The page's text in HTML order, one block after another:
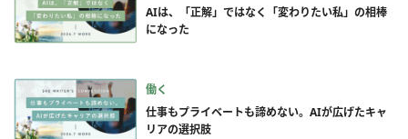
AIは、「正解」ではなく「変わりたい私」の相棒
になった
働く
仕事もプライベートも諦めない。AIが広げたキャ
リアの選択肢